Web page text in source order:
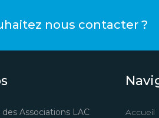
nous contacter ?
Associations LAC
Accueil